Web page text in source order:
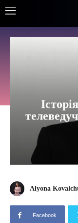
Alyona
Facebook